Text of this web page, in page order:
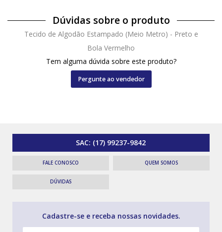
Dúvidas sobre o produto
Tecido de Algodão Estampado (Meio Metro) - Preto e
Bola Vermelho
Tem alguma dúvida sobre este produto?
Pergunte ao vendedor
SAC: (17) 99237-9842
FALE CONOSCO QUEM SOMOS
DÚVIDAS
Cadastre-se e receba nossas novidades.